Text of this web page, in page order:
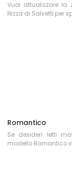
Vuoi attualizzare la
Nizza di Salvetti per
Romantico
Se desideri letti
modello Romantico